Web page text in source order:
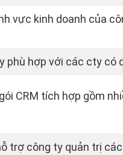
vực kinh doanh của
phù hợp với các cty có
CRM tích hợp gồm
trợ công ty quản trị